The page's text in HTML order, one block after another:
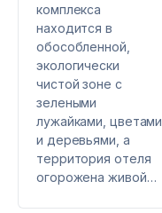
комплекса
находится в
обособленной,
экологически
чистой зоне с
зелеными
лужайками, цветами
и деревьями, а
территория отеля
огорожена живой…